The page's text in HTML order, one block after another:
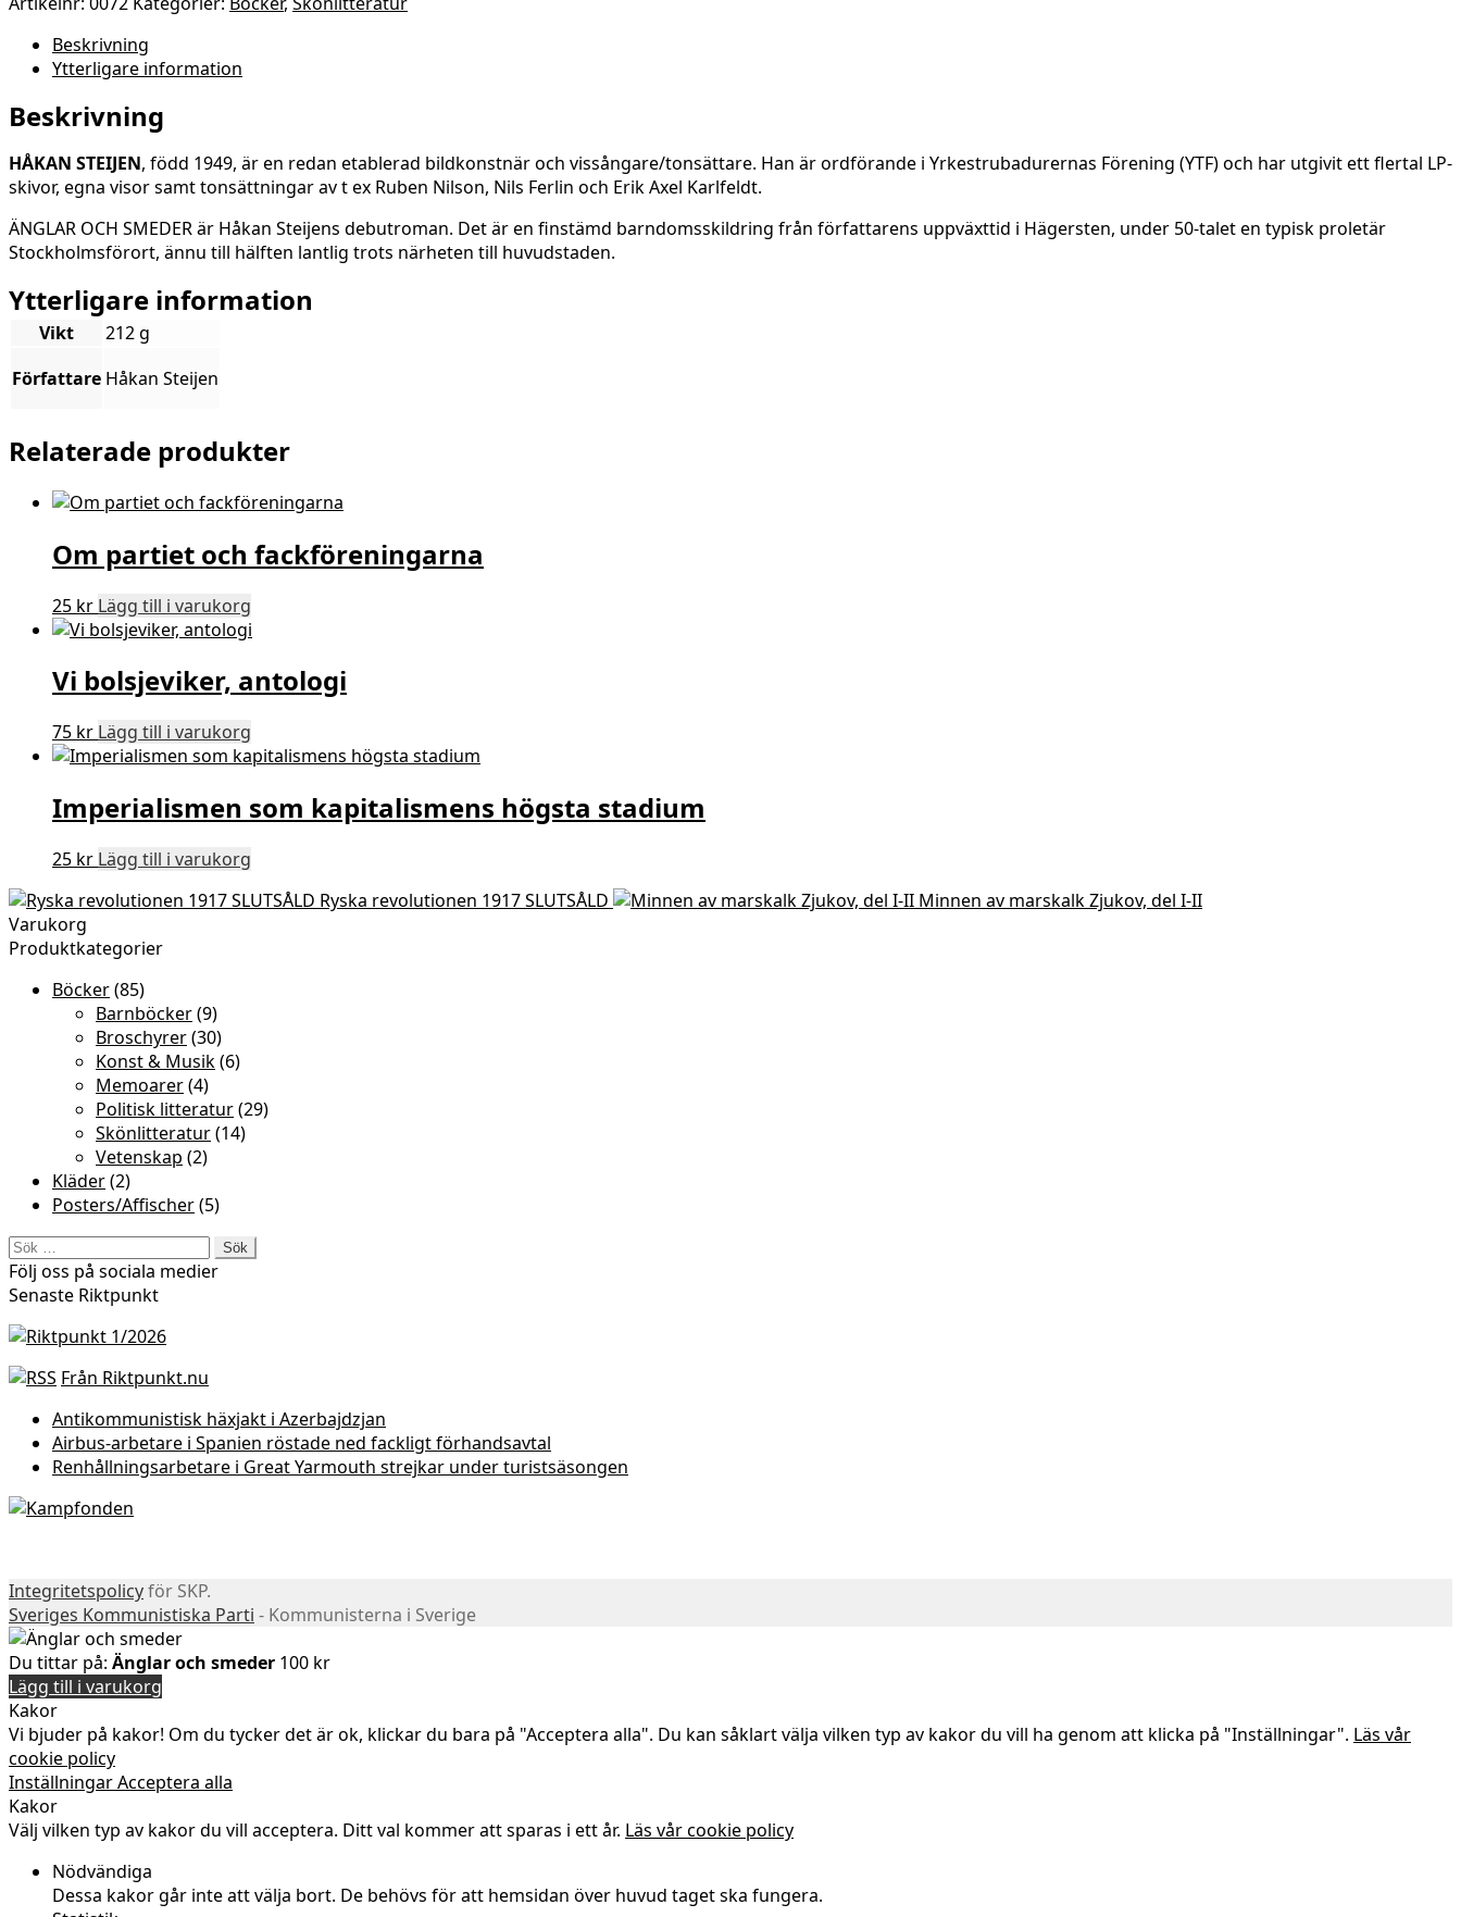
Beskrivning
Ytterligare information
Beskrivning
HÅKAN STEIJEN, född 1949, är en redan etablerad bildkonstnär och vissångare/tonsättare. Han är ordförande i Yrkestrubadurernas Förening (YTF) och har utgivit ett flertal LP-
skivor, egna visor samt tonsättningar av t ex Ruben Nilson, Nils Ferlin och Erik Axel Karlfeldt.
ÄNGLAR OCH SMEDER är Håkan Steijens debutroman. Det är en finstämd barndomsskildring från författarens uppväxttid i Hägersten, under 50-talet en typisk proletär
Stockholmsförort, ännu till hälften lantlig trots närheten till huvudstaden.
Ytterligare information
Vikt
212 g
Författare Håkan Steijen
Relaterade produkter
Om partiet och fackföreningarna
25 kr Lägg till i varukorg
Vi bolsjeviker, antologi
75 kr Lägg till i varukorg
Imperialismen som kapitalismens högsta stadium
25 kr Lägg till i varukorg
Ryska revolutionen 1917 SLUTSÅLD
Minnen av marskalk Zjukov, del I-II
Varukorg
Produktkategorier
Böcker(85)
Barnböcker(9)
Broschyrer(30)
Konst & Musik(6)
Memoarer(4)
Politisk litteratur(29)
Skönlitteratur(14)
Vetenskap (2)
Kläder(2)
Posters/Affischer(5)
Sök
efter:
Följ oss på sociala medier
Senaste Riktpunkt
Från Riktpunkt.nu
Antikommunistisk häxjakt i Azerbajdzjan
Airbus-arbetare i Spanien röstade ned fackligt förhandsavtal
Renhållningsarbetare i Great Yarmouth strejkar under turistsäsongen
Integritetspolicyför SKP.
Sveriges Kommunistiska Parti - Kommunisterna i Sverige
Du tittar på: Änglar och smeder 100 kr
Lägg till i varukorg
Kakor
Vi bjuder på kakor! Om du tycker det är ok, klickar du bara på "Acceptera alla". Du kan såklart välja vilken typ av kakor du vill ha genom att klicka på "Inställningar". Läs vår
cookie policy
InställningarAcceptera alla
Kakor
Välj vilken typ av kakor du vill acceptera. Ditt val kommer att sparas i ett år. Läs vår cookie policy
Nödvändiga
Dessa kakor går inte att välja bort. De behövs för att hemsidan över huvud taget ska fungera.